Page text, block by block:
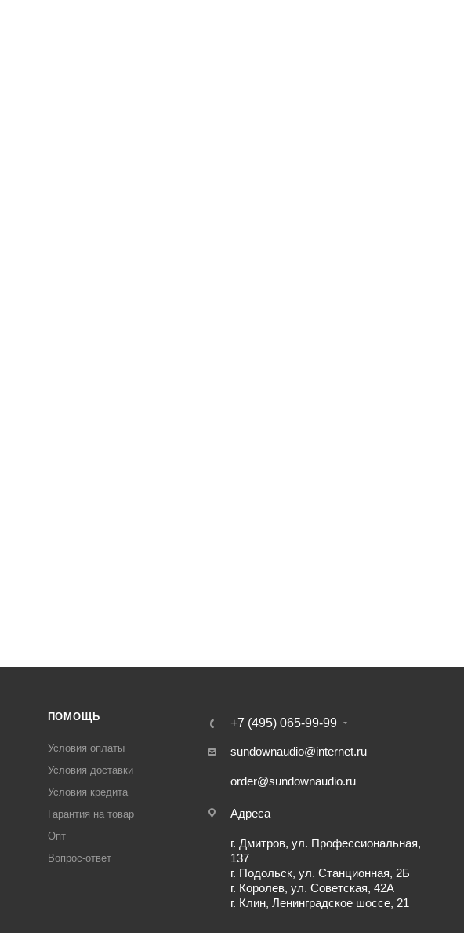
ПОМОЩЬ
Условия оплаты
Условия доставки
Условия кредита
Гарантия на товар
Опт
Вопрос-ответ
+7 (495) 065-99-99
sundownaudio@internet.ru
order@sundownaudio.ru
Адреса
г. Дмитров, ул. Профессиональная,
137
г. Подольск, ул. Станционная, 2Б
г. Королев, ул. Советская, 42А
г. Клин, Ленинградское шоссе, 21